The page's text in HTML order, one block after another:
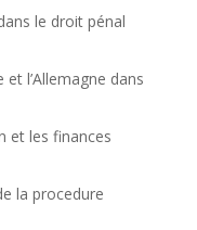
le droit pénal
et l’Allemagne dans
et les finances
la procedure